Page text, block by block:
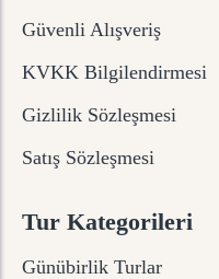
Güvenli Alışveriş
KVKK Bilgilendirmesi
Gizlilik Sözleşmesi
Satış Sözleşmesi
Tur Kategorileri
Günübirlik Turlar